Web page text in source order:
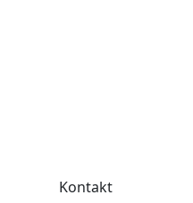
Kontakt